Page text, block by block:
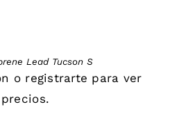
Lead Tucson S
o registrarte para ver